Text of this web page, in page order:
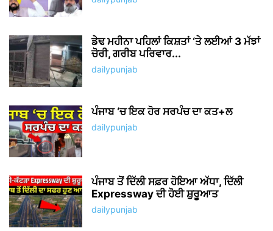
ਡੇਢ ਮਹੀਨਾ ਪਹਿਲਾਂ ਕਿਸ਼ਤਾਂ ‘ਤੇ ਲਈਆਂ 3 ਮੱਝਾਂ
ਚੋਰੀ, ਗਰੀਬ ਪਰਿਵਾਰ...
dailypunjab
ਪੰਜਾਬ ‘ਚ ਇਕ ਹੋਰ ਸਰਪੰਚ ਦਾ ਕਤ+ਲ
dailypunjab
ਪੰਜਾਬ ਤੋਂ ਦਿੱਲੀ ਸਫ਼ਰ ਹੋਇਆ ਅੱਧਾ, ਦਿੱਲੀ
Expressway ਦੀ ਹੋਈ ਸ਼ੁਰੂਆਤ
dailypunjab